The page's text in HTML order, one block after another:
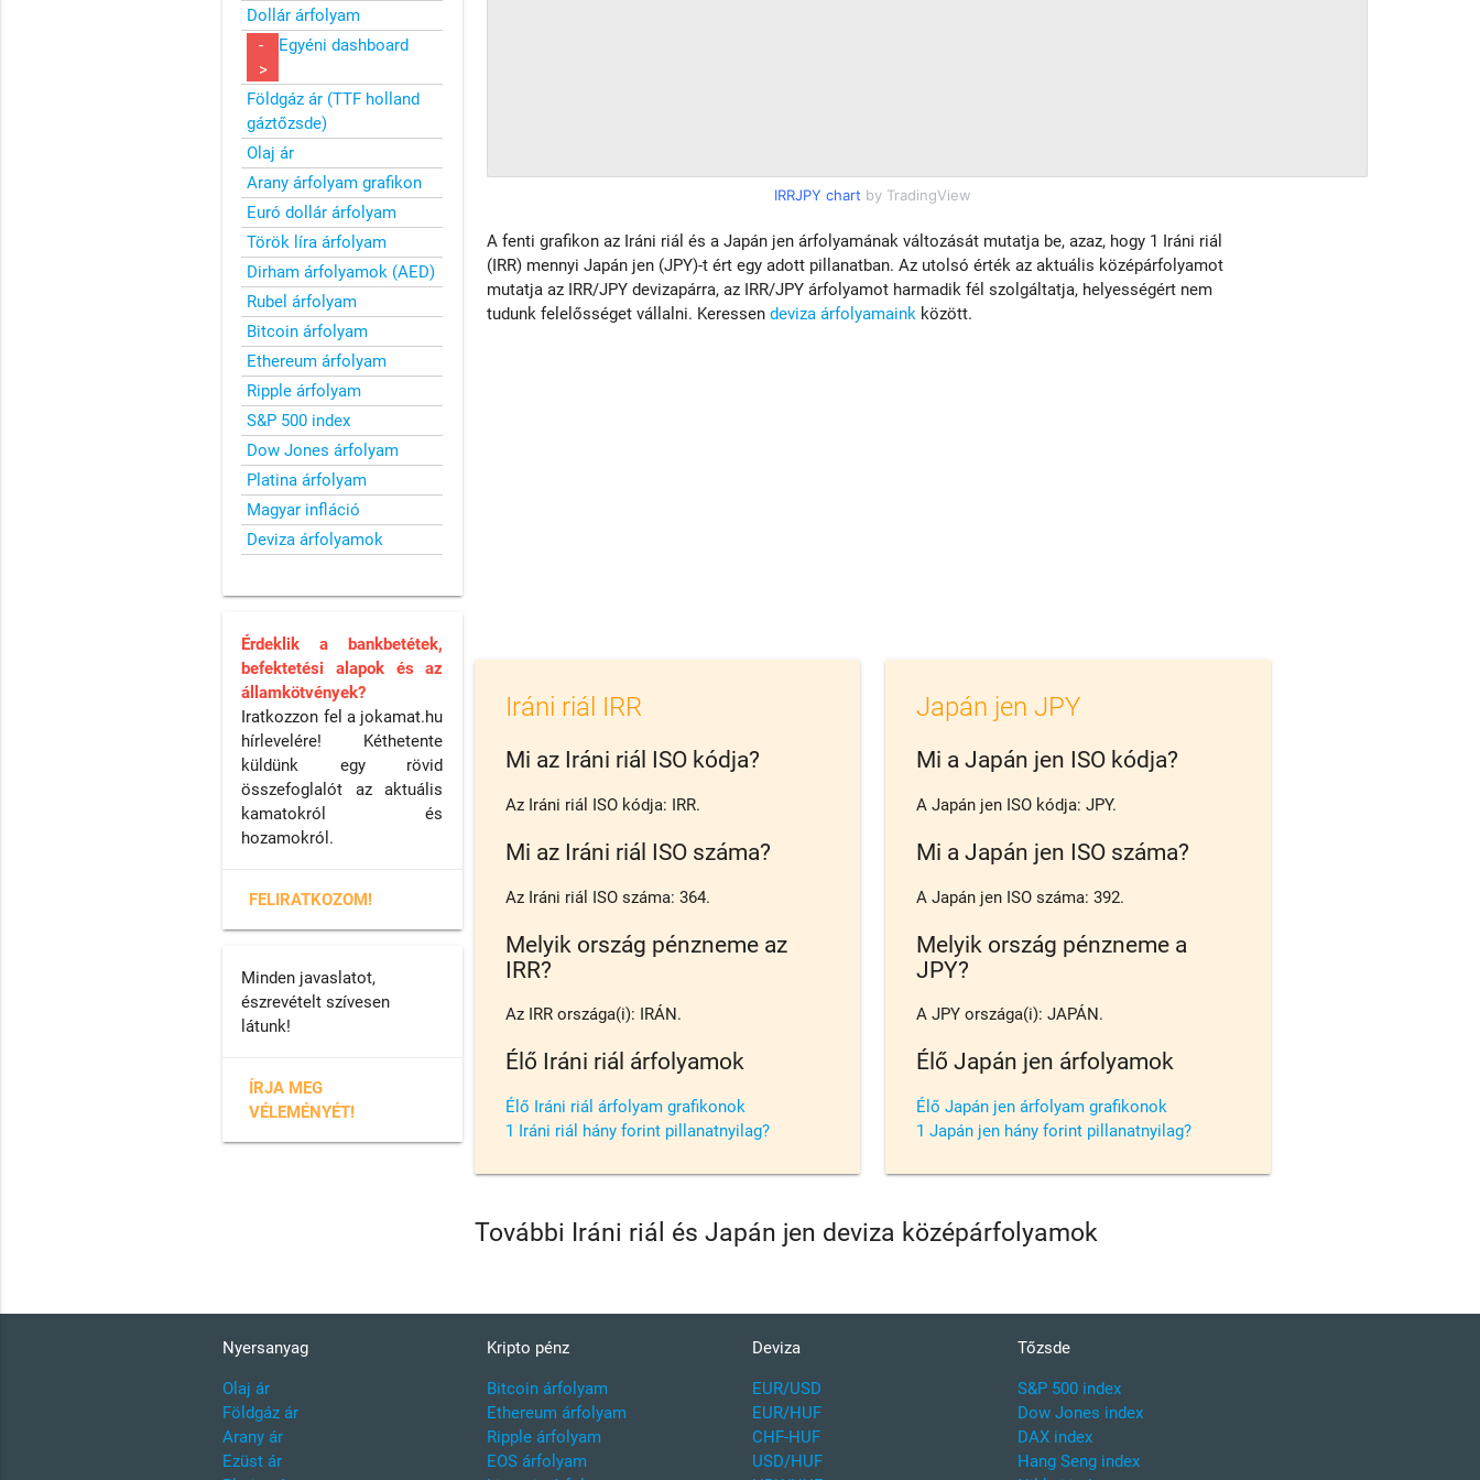
IRRJPY chart by TradingView
A fenti grafikon az Iráni riál és a Japán jen árfolyamának változását mutatja be, azaz, hogy 1 Iráni riál
(IRR) mennyi Japán jen (JPY)-t ért egy adott pillanatban. Az utolsó érték az aktuális középárfolyamot
mutatja az IRR/JPY devizapárra, az IRR/JPY árfolyamot harmadik fél szolgáltatja, helyességért nem
tudunk felelősséget vállalni. Keressendeviza árfolyamaink között.
Iráni riál IRR
Mi az Iráni riál ISO kódja?
Az Iráni riál ISO kódja: IRR.
Mi az Iráni riál ISO száma?
Az Iráni riál ISO száma: 364.
Melyik ország pénzneme az
IRR?
Az IRR országa(i): IRÁN.
Élő Iráni riál árfolyamok
Élő Iráni riál árfolyam grafikonok
1 Iráni riál hány forint pillanatnyilag?
Japán jen JPY
Mi a Japán jen ISO kódja?
A Japán jen ISO kódja: JPY.
Mi a Japán jen ISO száma?
A Japán jen ISO száma: 392.
Melyik ország pénzneme a
JPY?
A JPY országa(i): JAPÁN.
Élő Japán jen árfolyamok
Élő Japán jen árfolyam grafikonok
1 Japán jen hány forint pillanatnyilag?
További Iráni riál és Japán jen deviza középárfolyamok
Dollár árfolyam
-
>
Egyéni dashboard
Földgáz ár (TTF holland
gáztőzsde)
Olaj ár
Arany árfolyam grafikon
Euró dollár árfolyam
Török líra árfolyam
Dirham árfolyamok (AED)
Rubel árfolyam
Bitcoin árfolyam
Ethereum árfolyam
Ripple árfolyam
S&P 500 index
Dow Jones árfolyam
Platina árfolyam
Magyar infláció
Deviza árfolyamok
Érdeklik a bankbetétek,
befektetési alapok és az
államkötvények?
Iratkozzon fel a jokamat.hu
hírlevelére! Kéthetente
küldünk egy rövid
összefoglalót az aktuális
kamatokról és
hozamokról.
FELIRATKOZOM!
Minden javaslatot,
észrevételt szívesen
látunk!
ÍRJA MEG
VÉLEMÉNYÉT!
Nyersanyag
Olaj ár
Földgáz ár
Arany ár
Ezüst ár
Kripto pénz
Bitcoin árfolyam
Ethereum árfolyam
Ripple árfolyam
EOS árfolyam
Deviza
EUR/USD
EUR/HUF
CHF-HUF
USD/HUF
Tőzsde
S&P 500 index
Dow Jones index
DAX index
Hang Seng index